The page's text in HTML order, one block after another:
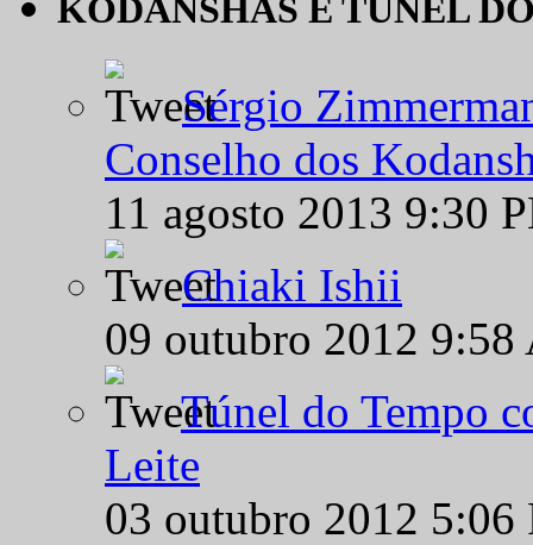
KODANSHAS E TUNEL
Sérgio
Conselho dos
11 agosto 2013 9:30
Chiaki Ishii
09 outubro 2012
Túnel do Tempo
Leite
03 outubro 2012